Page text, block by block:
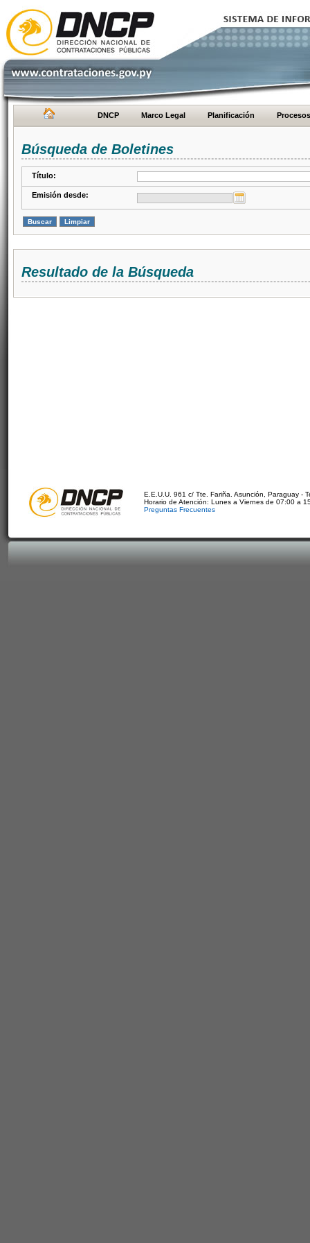
DNCP Marco Legal Planificación Procesos
Búsqueda de Boletines
Título:
Emisión desde:
Resultado de la Búsqueda
E.E.U.U. 961 c/ Tte. Fariña. Asunción, Paraguay -
Horario de Atención: Lunes a Viernes de 07:00 a
Preguntas Frecuentes